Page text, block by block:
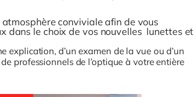
conviviale afin de vous
dans le choix de vos nouvelles lunettes et
explication, d’un examen de la vue ou d’un
professionnels de l’optique à votre entière